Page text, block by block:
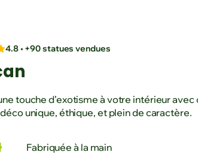
4.8 • +90 statues vendues
touche d’exotisme à votre intérieur avec
unique, éthique, et plein de caractère.
Fabriquée à la main